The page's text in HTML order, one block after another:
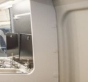
combinarle
hanno